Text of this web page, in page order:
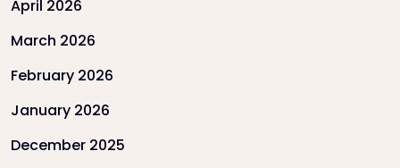
April 2026
March 2026
February 2026
January 2026
December 2025